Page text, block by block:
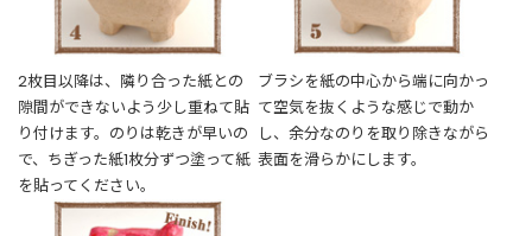
2枚目以降は、隣り合った紙との
隙間ができないよう少し重ねて貼
り付けます。のりは乾きが早いの
で、ちぎった紙1枚分ずつ塗って紙
を貼ってください。
ブラシを紙の中心から端に向かっ
て空気を抜くような感じで動か
し、余分なのりを取り除きながら
表面を滑らかにします。